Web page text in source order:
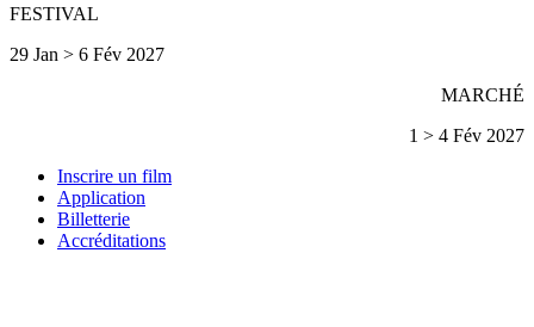
FESTIVAL
29 Jan > 6 Fév 2027
MARCHÉ
1 > 4 Fév 2027
Inscrire un film
Application
Billetterie
Accréditations